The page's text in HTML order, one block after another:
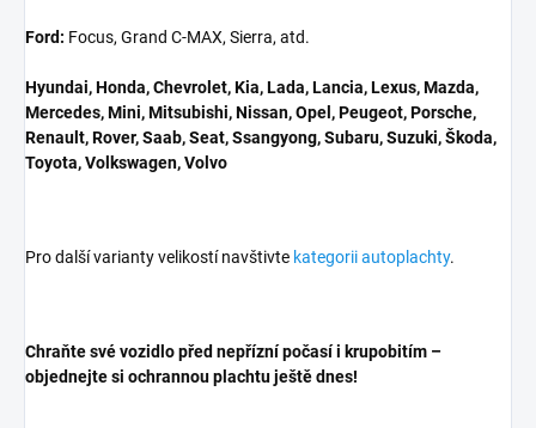
Ford: Focus, Grand C-MAX, Sierra, atd.
Hyundai, Honda, Chevrolet, Kia, Lada, Lancia, Lexus, Mazda,
Mercedes, Mini, Mitsubishi, Nissan, Opel, Peugeot, Porsche,
Renault, Rover, Saab, Seat, Ssangyong, Subaru, Suzuki, Škoda,
Toyota, Volkswagen, Volvo
Pro další varianty velikostí navštivte kategorii autoplachty.
Chraňte své vozidlo před nepřízní počasí i krupobitím –
objednejte si ochrannou plachtu ještě dnes!